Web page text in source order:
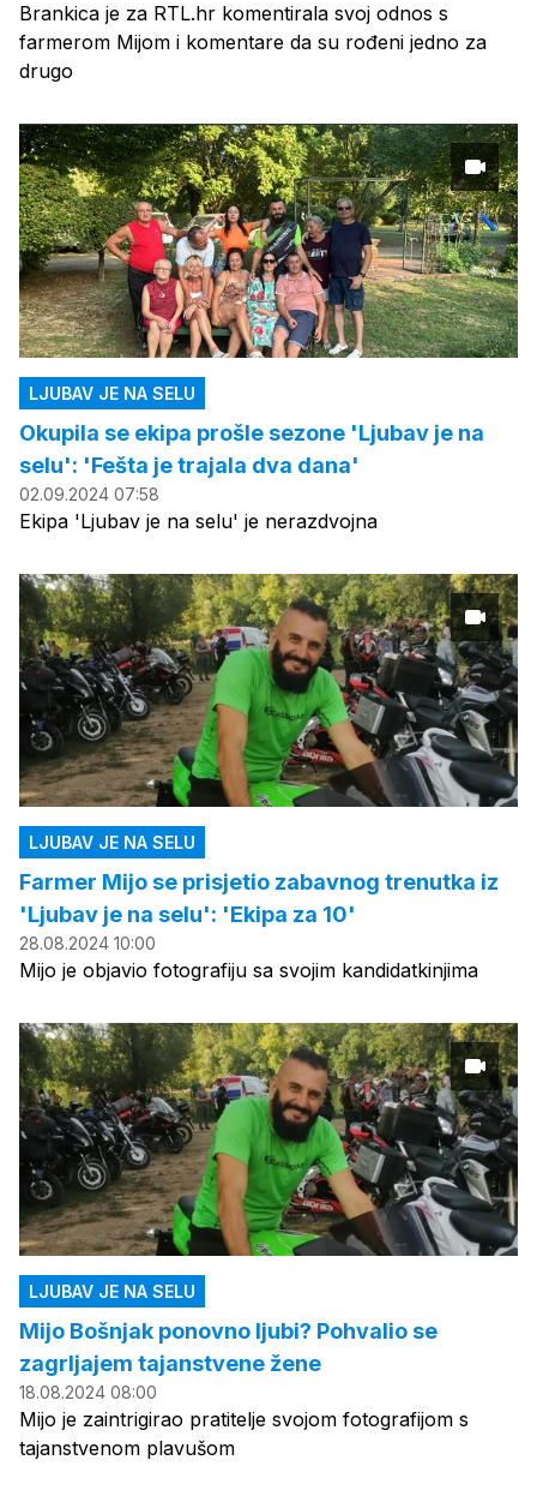
Brankica je za RTL.hr komentirala svoj odnos s
farmerom Mijom i komentare da su rođeni jedno za
drugo
LJUBAV JE NA SELU
Okupila se ekipa prošle sezone 'Ljubav je na
selu': 'Fešta je trajala dva dana'
02.09.2024 07:58
Ekipa 'Ljubav je na selu' je nerazdvojna
LJUBAV JE NA SELU
Farmer Mijo se prisjetio zabavnog trenutka iz
'Ljubav je na selu': 'Ekipa za 10'
28.08.2024 10:00
Mijo je objavio fotografiju sa svojim kandidatkinjima
LJUBAV JE NA SELU
Mijo Bošnjak ponovno ljubi? Pohvalio se
zagrljajem tajanstvene žene
18.08.2024 08:00
Mijo je zaintrigirao pratitelje svojom fotografijom s
tajanstvenom plavušom